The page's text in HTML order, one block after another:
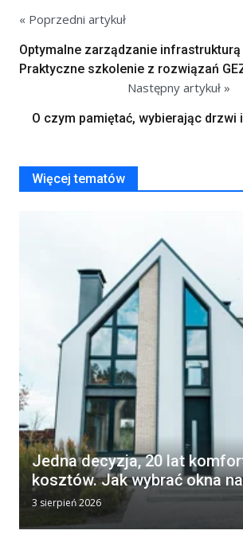
« Poprzedni artykuł
Optymalne zarządzanie infrastrukturą
Praktyczne szkolenie z rozwiązań
Następny artykuł »
O czym pamiętać, wybierając drzwi
Więcej tematów
Jedna decyzja, 20 lat
kosztów. Jak wybrać okna
3 sierpień 2026